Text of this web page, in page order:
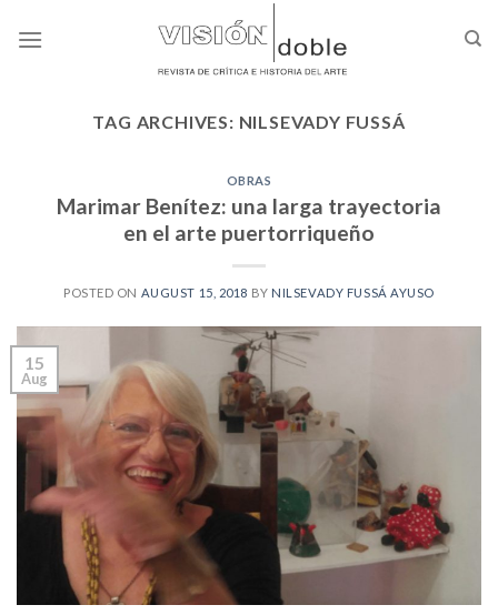
TAG ARCHIVES: NILSEVADY FUSSÁ
OBRAS
Marimar Benítez: una larga trayectoria
en el arte puertorriqueño
POSTED ON AUGUST 15, 2018 BY NILSEVADY FUSSÁ AYUSO
15
Aug